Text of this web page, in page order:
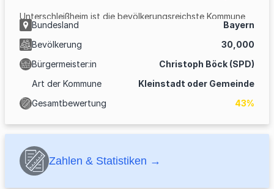
Unterschleißheim ist die bevölkerungsreichste Kommune
im oberbayerischen Landkreis München. Sie ist Teil der
Metropolregion München Nord.
Bundesland
Bayern
Bevölkerung
30,000
Bürgermeister:in
Christoph Böck (SPD)
Art der Kommune
Kleinstadt oder Gemeinde
Gesamtbewertung
43%
Zahlen & Statistiken →